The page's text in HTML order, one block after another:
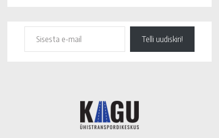
Telli uudiskiri!